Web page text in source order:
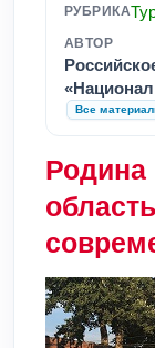
РУБРИКА
АВТОР
Все
Родина